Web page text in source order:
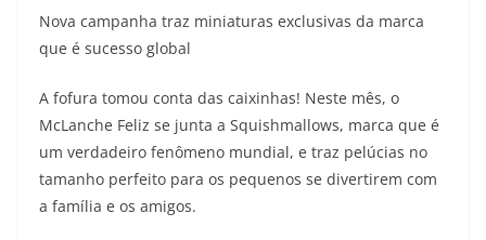
Nova campanha traz miniaturas exclusivas da marca
que é sucesso global
A fofura tomou conta das caixinhas! Neste mês, o
McLanche Feliz se junta a Squishmallows, marca que é
um verdadeiro fenômeno mundial, e traz pelúcias no
tamanho perfeito para os pequenos se divertirem com
a família e os amigos.